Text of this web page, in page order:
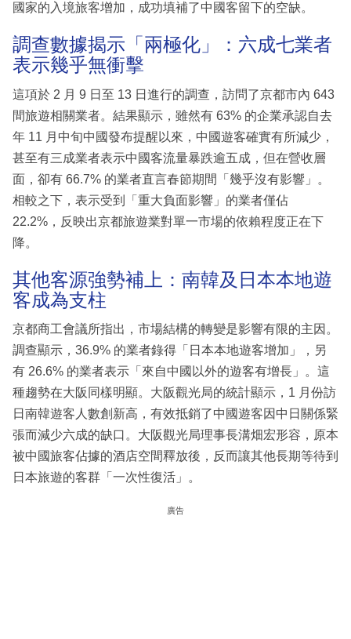
國家的入境旅客增加，成功填補了中國客留下的空缺。
調查數據揭示「兩極化」：六成七業者
表示幾乎無衝擊
這項於 2 月 9 日至 13 日進行的調查，訪問了京都市內 643
間旅遊相關業者。結果顯示，雖然有 63% 的企業承認自去
年 11 月中旬中國發布提醒以來，中國遊客確實有所減少，
甚至有三成業者表示中國客流量暴跌逾五成，但在營收層
面，卻有 66.7% 的業者直言春節期間「幾乎沒有影響」。
相較之下，表示受到「重大負面影響」的業者僅佔
22.2%，反映出京都旅遊業對單一市場的依賴程度正在下
降。
其他客源強勢補上：南韓及日本本地遊
客成為支柱
京都商工會議所指出，市場結構的轉變是影響有限的主因。
調查顯示，36.9% 的業者錄得「日本本地遊客增加」，另
有 26.6% 的業者表示「來自中國以外的遊客有增長」。這
種趨勢在大阪同樣明顯。大阪觀光局的統計顯示，1 月份訪
日南韓遊客人數創新高，有效抵銷了中國遊客因中日關係緊
張而減少六成的缺口。大阪觀光局理事長溝畑宏形容，原本
被中國旅客佔據的酒店空間釋放後，反而讓其他長期等待到
日本旅遊的客群「一次性復活」。
廣告